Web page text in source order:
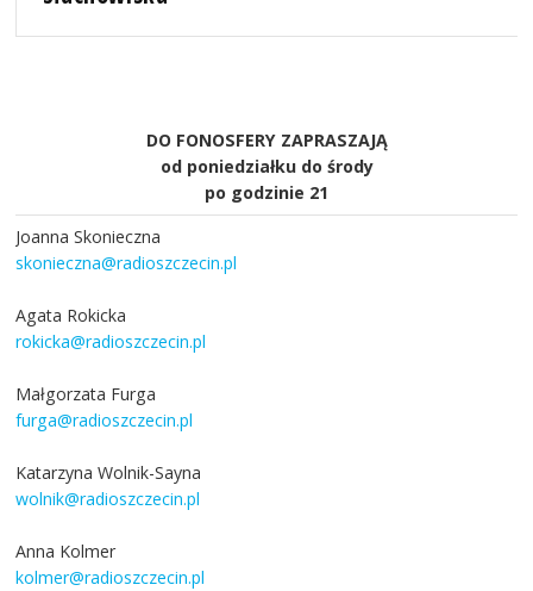
DO FONOSFERY ZAPRASZAJĄ
od poniedziałku do środy
po godzinie 21
Joanna Skonieczna
skonieczna@radioszczecin.pl
Agata Rokicka
rokicka@radioszczecin.pl
Małgorzata Furga
furga@radioszczecin.pl
Katarzyna Wolnik-Sayna
wolnik@radioszczecin.pl
Anna Kolmer
kolmer@radioszczecin.pl